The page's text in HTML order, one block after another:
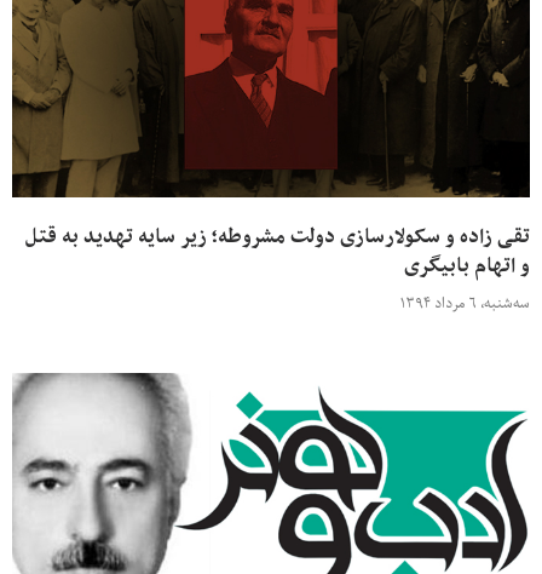
تقی زاده و سکولارسازی دولت مشروطه؛ زیر سایه تهدید به قتل
و اتهام بابیگری
سه‌شنبه، ۶ مرداد ۱۳۹۴